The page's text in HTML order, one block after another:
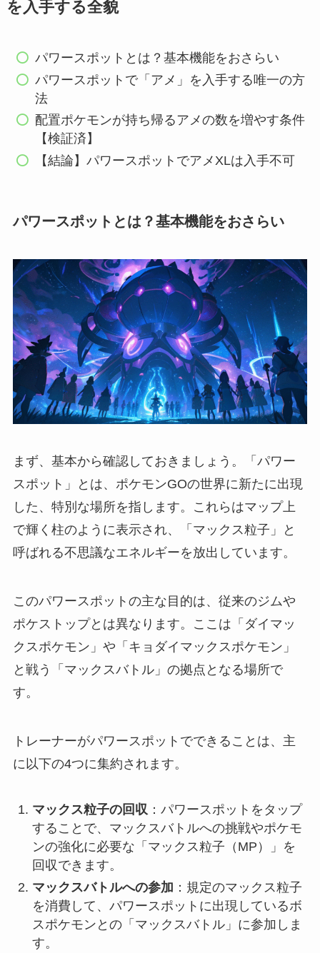
を入手する全貌
パワースポットとは？基本機能をおさらい
パワースポットで「アメ」を入手する唯一の方
法
配置ポケモンが持ち帰るアメの数を増やす条件
【検証済】
【結論】パワースポットでアメXLは入手不可
パワースポットとは？基本機能をおさらい
まず、基本から確認しておきましょう。「パワー
スポット」とは、ポケモンGOの世界に新たに出現
した、特別な場所を指します。これらはマップ上
で輝く柱のように表示され、「マックス粒子」と
呼ばれる不思議なエネルギーを放出しています。
このパワースポットの主な目的は、従来のジムや
ポケストップとは異なります。ここは「ダイマッ
クスポケモン」や「キョダイマックスポケモン」
と戦う「マックスバトル」の拠点となる場所で
す。
トレーナーがパワースポットでできることは、主
に以下の4つに集約されます。
マックス粒子の回収：パワースポットをタップ
することで、マックスバトルへの挑戦やポケモ
ンの強化に必要な「マックス粒子（MP）」を
回収できます。
マックスバトルへの参加 ：規定のマックス粒子
を消費して、パワースポットに出現しているボ
スポケモンとの「マックスバトル」に参加しま
す。